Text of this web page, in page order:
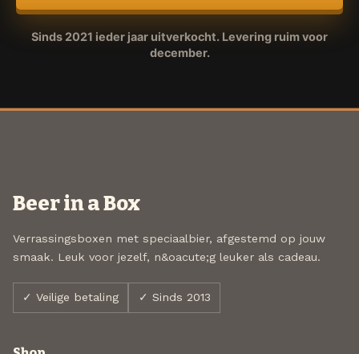
Sinds 2021 ieder jaar uitverkocht. Levering ruim voor
december.
Beer in a Box
Verrassingsboxen met speciaalbier, afgestemd op jouw
smaak. Leuk voor jezelf, n&oacute;g leuker als cadeau.
✓ Veilige betaling ✓ Sinds 2013